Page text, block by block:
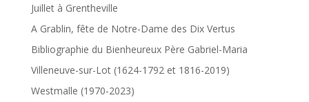
Juillet à Grentheville
A Grablin, fête de Notre-Dame des Dix Vertus
Bibliographie du Bienheureux Père Gabriel-Maria
Villeneuve-sur-Lot (1624-1792 et 1816-2019)
Westmalle (1970-2023)